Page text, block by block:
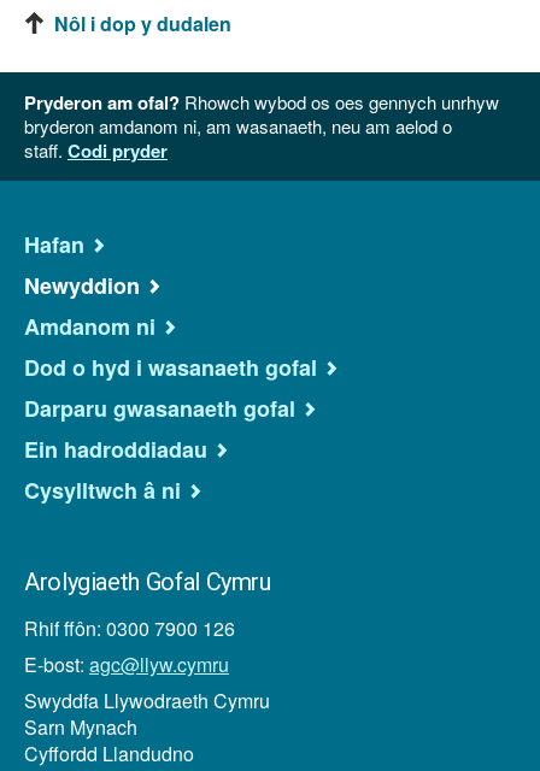
Nôl i dop y dudalen
Pryderon am ofal? Rhowch wybod os oes gennych unrhyw
bryderon amdanom ni, am wasanaeth, neu am aelod o
staff. Codi pryder
Hafan
Newyddion
Amdanom ni
Dod o hyd i wasanaeth gofal
Darparu gwasanaeth gofal
Ein hadroddiadau
Cysylltwch â ni
Arolygiaeth Gofal Cymru
Rhif ffôn: 0300 7900 126
E-bost: agc@llyw.cymru
Swyddfa Llywodraeth Cymru
Sarn Mynach
Cyffordd Llandudno